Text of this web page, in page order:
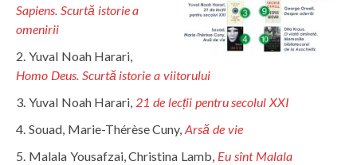
Sapiens. Scurtă istorie a
omenirii
Yuval Noah Harari,
Homo Deus. Scurtă istorie a viitorului
Yuval Noah Harari, 21 de lecții pentru secolul XXI
Souad, Marie-Thérèse Cuny,Arsă de vie
Malala Yousafzai, Christina Lamb, Eu sînt Malala